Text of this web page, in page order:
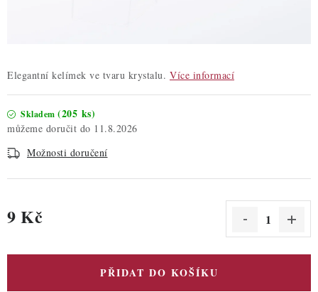
Nepřevzetí zásilky na dobírku
Hodnocení obchodu
Podmínky ochrany osobních údajů
Elegantní kelímek ve tvaru krystalu. Více informací
Skladem (205 ks)
11.8.2026
Možnosti doručení
9 Kč
PŘIDAT DO KOŠÍKU